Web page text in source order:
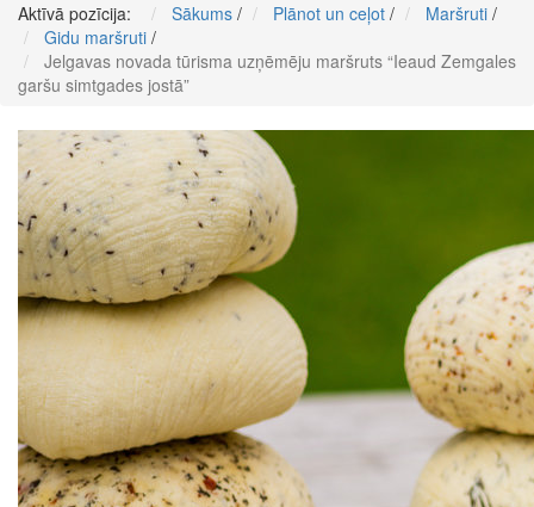
Aktīvā pozīcija:
Sākums / Plānot un ceļot / Maršruti /
Gidu maršruti /
Jelgavas novada tūrisma uzņēmēju maršruts “Ieaud Zemgales
garšu simtgades jostā”